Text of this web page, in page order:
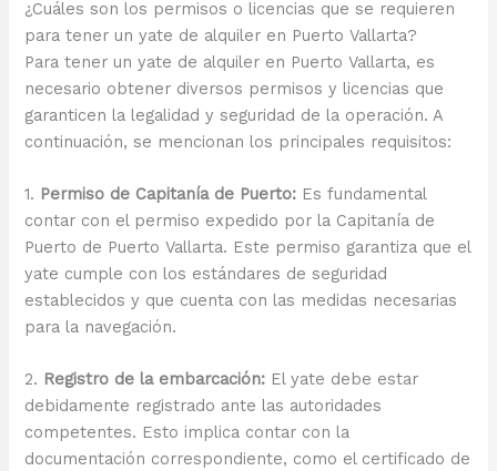
¿Cuáles son los permisos o licencias que se requieren
para tener un yate de alquiler en Puerto Vallarta?
Para tener un yate de alquiler en Puerto Vallarta, es
necesario obtener diversos permisos y licencias que
garanticen la legalidad y seguridad de la operación. A
continuación, se mencionan los principales requisitos:
1. Permiso de Capitanía de Puerto: Es fundamental
contar con el permiso expedido por la Capitanía de
Puerto de Puerto Vallarta. Este permiso garantiza que el
yate cumple con los estándares de seguridad
establecidos y que cuenta con las medidas necesarias
para la navegación.
2. Registro de la embarcación: El yate debe estar
debidamente registrado ante las autoridades
competentes. Esto implica contar con la
documentación correspondiente, como el certificado de